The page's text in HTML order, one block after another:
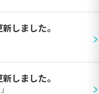
しました。
>
しました。
>